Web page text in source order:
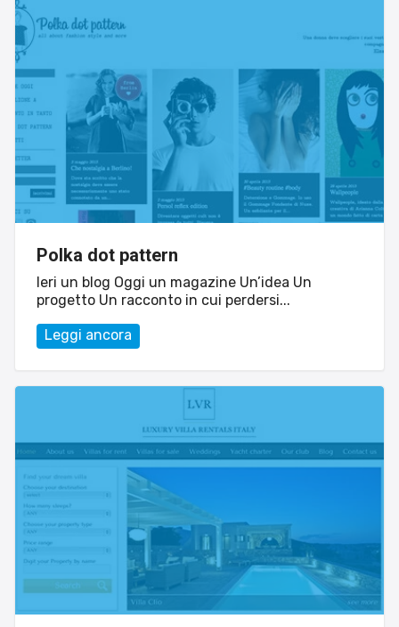
Polka dot pattern
Ieri un blog Oggi un magazine Un’idea Un
progetto Un racconto in cui perdersi...
Leggi ancora